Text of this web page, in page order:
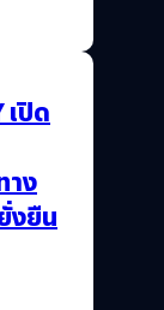
เปิด
าง
งยืน